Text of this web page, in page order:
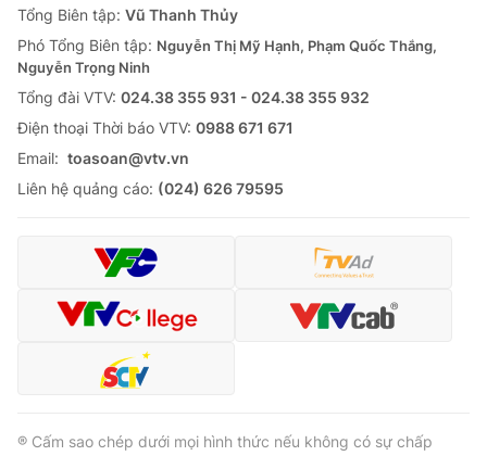
Tổng Biên tập: Vũ Thanh Thủy
Phó Tổng Biên tập: Nguyễn Thị Mỹ Hạnh, Phạm Quốc Thắng,
Nguyễn Trọng Ninh
Tổng đài VTV: 024.38 355 931 - 024.38 355 932
Ðiện thoại Thời báo VTV: 0988 671 671
Email: toasoan@vtv.vn
Liên hệ quảng cáo: (024) 626 79595
® Cấm sao chép dưới mọi hình thức nếu không có sự chấp